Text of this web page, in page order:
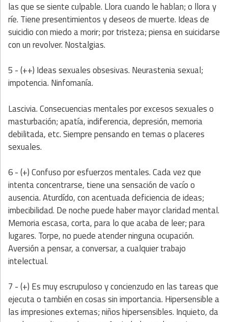
las que se siente culpable. Llora cuando le hablan; o llora y
ríe. Tiene presentimientos y deseos de muerte. Ideas de
suicidio con miedo a morir; por tristeza; piensa en suicidarse
con un revolver. Nostalgias.
5 - (++) Ideas sexuales obsesivas. Neurastenia sexual;
impotencia. Ninfomanía.
Lascivia. Consecuencias mentales por excesos sexuales o
masturbación; apatía, indiferencia, depresión, memoria
debilitada, etc. Siempre pensando en temas o placeres
sexuales.
6 - (+) Confuso por esfuerzos mentales. Cada vez que
intenta concentrarse, tiene una sensación de vacío o
ausencia. Aturdído, con acentuada deficiencia de ideas;
imbecibilidad. De noche puede haber mayor claridad mental.
Memoria escasa, corta, para lo que acaba de leer; para
lugares. Torpe, no puede atender ninguna ocupación.
Aversión a pensar, a conversar, a cualquier trabajo
intelectual.
7 - (+) Es muy escrupuloso y concienzudo en las tareas que
ejecuta o también en cosas sin importancia. Hipersensible a
las impresiones externas; niños hipersensibles. Inquieto, da